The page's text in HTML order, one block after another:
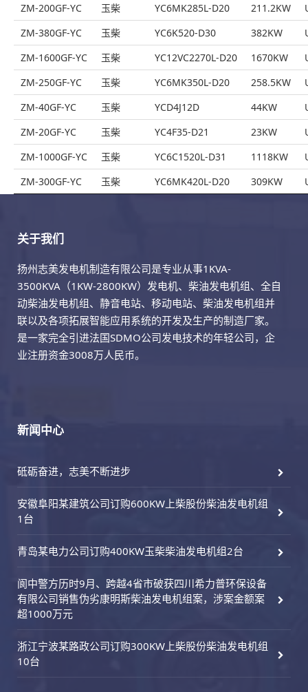
ZM-200GF-YC
玉柴 YC6MK285L-D20 211.2KW
ZM-380GF-YC
玉柴 YC6K520-D30 382KW
ZM-1600GF-YC
玉柴 YC12VC2270L-D20 1670KW
ZM-250GF-YC
玉柴 YC6MK350L-D20 258.5KW
ZM-40GF-YC
玉柴 YCD4J12D 44KW
ZM-20GF-YC
玉柴 YC4F35-D21 23KW
ZM-1000GF-YC
玉柴 YC6C1520L-D31 1118KW
ZM-300GF-YC
玉柴 YC6MK420L-D20 309KW
关于我们
扬州志美发电机制造有限公司是专业从事1KVA-
3500KVA（1KW-2800KW）发电机、柴油发电机组、全自
动柴油发电机组、静音电站、移动电站、柴油发电机组并
联以及各项拓展智能应用系统的开发及生产的制造厂家。
是一家完全引进法国SDMO公司发电技术的年轻公司，企
业注册资金3008万人民币。
新闻中心
砥砺奋进，志美不断进步
安徽阜阳某建筑公司订购600KW上柴股份柴油发电机组
1台
青岛某电力公司订购400KW玉柴柴油发电机组2台
阆中警方历时9月、跨越4省市破获四川希力普环保设备
有限公司销售伪劣康明斯柴油发电机组案，涉案金额案
超1000万元
浙江宁波某路政公司订购300KW上柴股份柴油发电机组
10台